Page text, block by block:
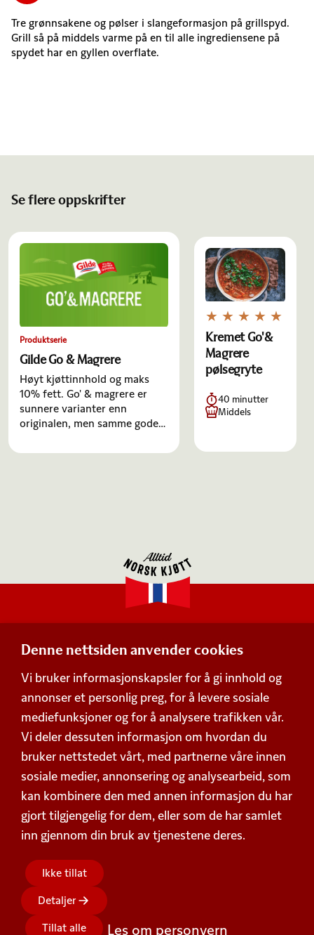
Denne nettsiden anvender cookies
Vi bruker informasjonskapsler for å gi innhold og
annonser et personlig preg, for å levere sosiale
mediefunksjoner og for å analysere trafikken vår.
Vi deler dessuten informasjon om hvordan du
bruker nettstedet vårt, med partnerne våre innen
sosiale medier, annonsering og analysearbeid, som
kan kombinere den med annen informasjon du har
gjort tilgjengelig for dem, eller som de har samlet
inn gjennom din bruk av tjenestene deres.
Ikke tillat
Detaljer
Tillat alle
Les om personvern
Tre grønnsakene og pølser i slangeformasjon på grillspyd.
Grill så på middels varme på en til alle ingrediensene på
spydet har en gyllen overflate.
Se flere oppskrifter
Produktserie
Gilde Go & Magrere
Høyt kjøttinnhold og maks
10% fett. Go' & magrere er
sunnere varianter enn
originalen, men samme gode
for gluten. De er rett og slett
Kremet Go'&
Magrere
pølsegryte
40 minutter
Middels
Postboks 360,
Økern, 0513 Oslo
Besøksadresse
Schweigaards gate 15, 0191 Oslo
Org. nummer 938 752 648
Personvern
Beskrivelse av våre vilkår
Kontakt
Kontaktskjema
Sentralbord